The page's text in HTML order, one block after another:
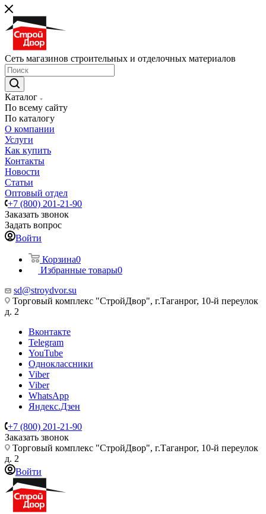
Сеть магазинов строительных и отделочных материалов
Каталог
По всему сайту
По каталогу
О компании
Услуги
Как купить
Контакты
Новости
Статьи
Оптовый отдел
+7 (800) 201-21-90
Заказать звонок
Задать вопрос
Войти
Корзина0
Избранные товары0
sd@stroydvor.su
Торговый комплекс "СтройДвор", г.Таганрог, 10-й переулок
д. 2
Вконтакте
Telegram
YouTube
Одноклассники
Viber
Viber
WhatsApp
Яндекс.Дзен
+7 (800) 201-21-90
Заказать звонок
Торговый комплекс "СтройДвор", г.Таганрог, 10-й переулок
д. 2
Войти